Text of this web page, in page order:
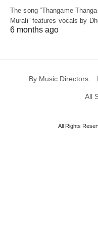
The song “Thangame
Murali” features vocals by
6 months ago
By Music Directors
All
All Rights